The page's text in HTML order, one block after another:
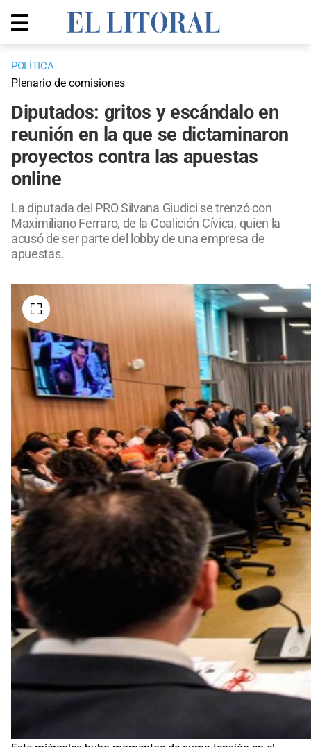
POLÍTICA
Plenario de comisiones
Diputados: gritos y escándalo en
reunión en la que se dictaminaron
proyectos contra las apuestas
online
La diputada del PRO Silvana Giudici se trenzó con
Maximiliano Ferraro, de la Coalición Cívica, quien la
acusó de ser parte del lobby de una empresa de
apuestas.